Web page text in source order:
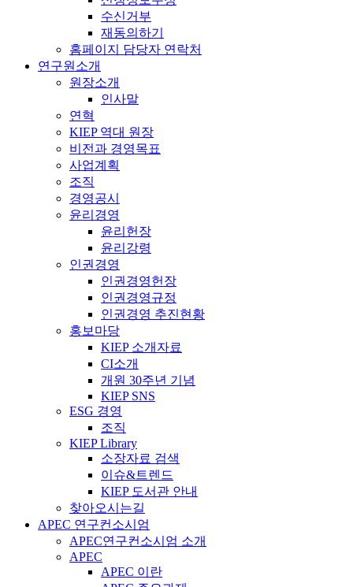
수신거부
재동의하기
홈페이지 담당자 연락처
연구원소개
원장소개
인사말
연혁
KIEP 역대 원장
비전과 경영목표
사업계획
조직
경영공시
윤리경영
윤리헌장
윤리강령
인권경영
인권경영헌장
인권경영규정
인권경영 추진현황
홍보마당
KIEP 소개자료
CI소개
개원 30주년 기념
KIEP SNS
ESG 경영
조직
KIEP Library
소장자료 검색
이슈&트렌드
KIEP 도서관 안내
찾아오시는길
APEC 연구컨소시엄
APEC연구컨소시엄 소개
APEC
APEC 이란